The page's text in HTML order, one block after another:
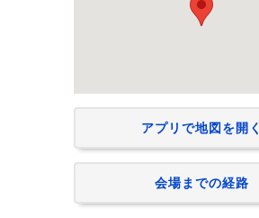
アプリで地図を開く
会場までの経路